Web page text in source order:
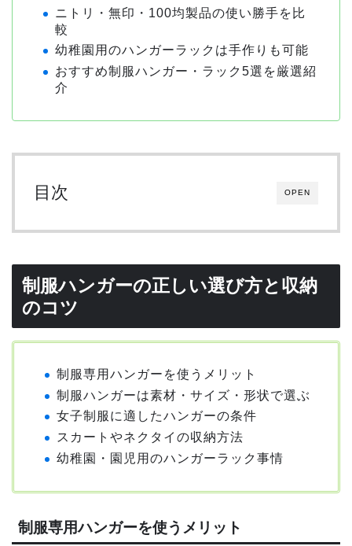
ニトリ・無印・100均製品の使い勝手を比
較
幼稚園用のハンガーラックは手作りも可能
おすすめ制服ハンガー・ラック5選を厳選紹
介
OPEN
目次
制服ハンガーの正しい選び方と収納
のコツ
制服専用ハンガーを使うメリット
制服ハンガーは素材・サイズ・形状で選ぶ
女子制服に適したハンガーの条件
スカートやネクタイの収納方法
幼稚園・園児用のハンガーラック事情
制服専用ハンガーを使うメリット